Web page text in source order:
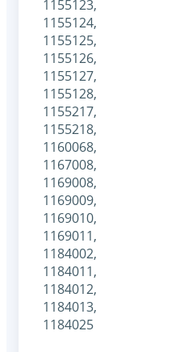
1155123,
1155124,
1155125,
1155126,
1155127,
1155128,
1155217,
1155218,
1160068,
1167008,
1169008,
1169009,
1169010,
1169011,
1184002,
1184011,
1184012,
1184013,
1184025